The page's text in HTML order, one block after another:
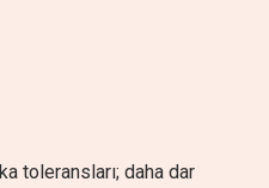
toleransları; daha dar